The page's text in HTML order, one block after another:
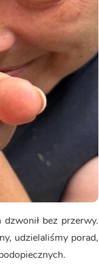
bez przerwy.
udzielaliśmy porad,